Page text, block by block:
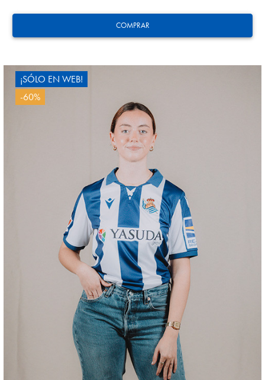
COMPRAR
OYARZABAL
10
¡SÓLO EN WEB!
-60%